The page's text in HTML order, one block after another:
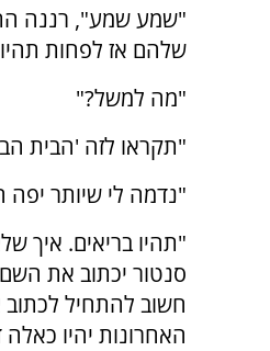
"שמע שמע", רננה
שלהם אז לפחות
"מה למשל?"
"תקראו לזה 'הבית
"נדמה לי שיותר יפה
"תהיו בריאים. איך
סנטור יכתוב את
חשוב להתחיל לכתוב
האחרונות יהיו